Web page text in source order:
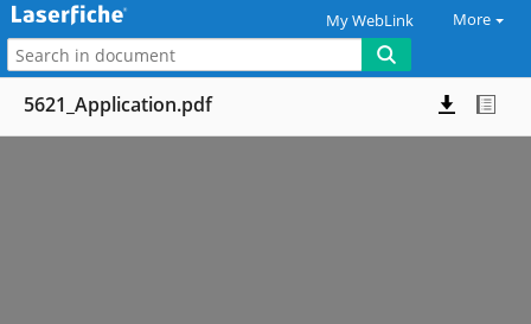
My WebLink More
5621_Application.pdf